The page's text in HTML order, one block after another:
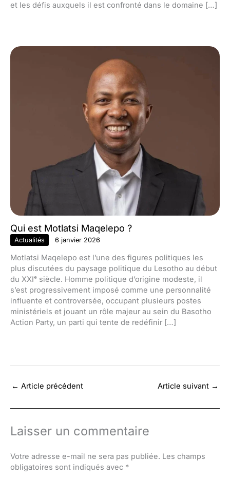
et les défis auxquels il est confronté dans le domaine […]
Qui est Motlatsi Maqelepo ?
Actualités 6 janvier 2026
Motlatsi Maqelepo est l’une des figures politiques les
plus discutées du paysage politique du Lesotho au début
du XXIᵉ siècle. Homme politique d’origine modeste, il
s’est progressivement imposé comme une personnalité
influente et controversée, occupant plusieurs postes
ministériels et jouant un rôle majeur au sein du Basotho
Action Party, un parti qui tente de redéfinir […]
← Article précédent Article suivant →
Laisser un commentaire
Votre adresse e-mail ne sera pas publiée. Les champs
obligatoires sont indiqués avec *